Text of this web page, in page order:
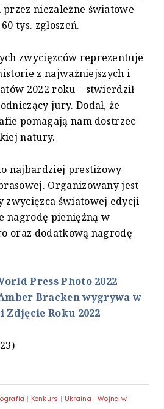
przez niezależne światowe
tys. zgłoszeń.
zwycięzców reprezentuje
z najważniejszych i
2022 roku – stwierdził
jury. Dodał, że
pomagają nam dostrzec
natury.
najbardziej prestiżowy
Organizowany jest
zwycięzca światowej edycji
nagrodę pieniężną w
oraz dodatkową nagrodę
Press Photo 2022
Bracken wygrywa w
Roku 2022
| Konkurs | Ukraina | Wojna w